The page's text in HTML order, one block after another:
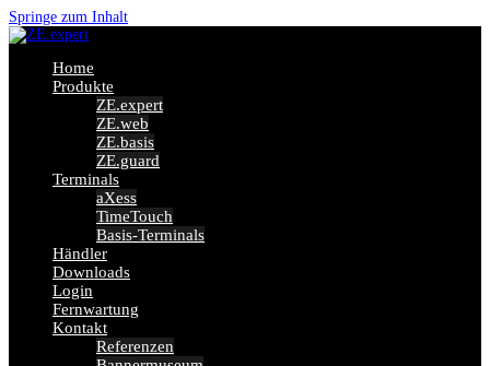
Springe zum Inhalt
Home
Produkte
ZE.expert
ZE.web
ZE.basis
ZE.guard
Terminals
aXess
TimeTouch
Basis-Terminals
Händler
Downloads
Login
Fernwartung
Kontakt
Referenzen